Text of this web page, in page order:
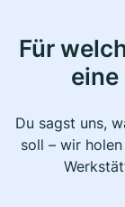
Für
Du sagst uns,
soll – wir